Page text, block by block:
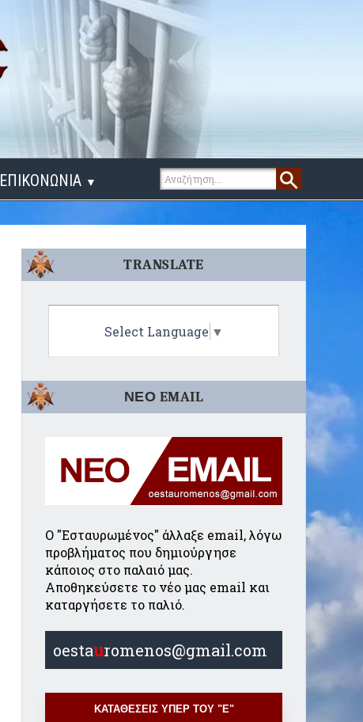
ΕΠΙΚΟΝΩΝΙΑ ▼
TRANSLATE
Select Language ▼
ΝΕΟ EMAIL
Ο "Εσταυρωμένος" άλλαξε email, λόγω
προβλήματος που δημιούργησε
κάποιος στο παλαιό μας.
Αποθηκεύσετε το νέο μας email και
καταργήσετε το παλιό.
oestauromenos@gmail.com
ΚΑΤΑΘΕΣΕΙΣ ΥΠΕΡ ΤΟΥ "Ε"